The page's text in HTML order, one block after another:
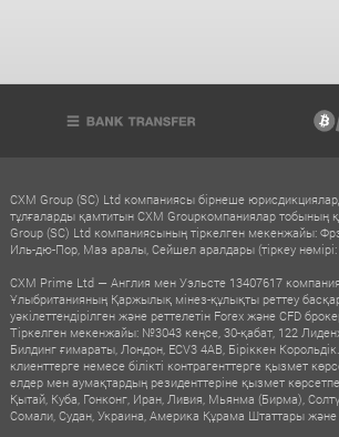
CXM Group (SC) Ltd компаниясы бірнеше
тұлғаларды қамтитын CXM Groupкомпаниялар тобының
Group (SC) Ltd компаниясының тіркелген мекенжайы:
Иль-дю-Пор, Маэ аралы, Сейшел аралдары (тіркеу нөмірі:
CXM Prime Ltd — Англия мен Уэльсте 13407617 компания
Ұлыбританияның Қаржылық мінез-құлықты реттеу
уәкілеттендірілген және реттелетін Forex және CFD
Тіркелген мекенжайы: №3043 кеңсе, 30-қабат, 122
Билдинг ғимараты, Лондон, ECV3 4AB, Біріккен
клиенттерге немесе білікті контрагенттерге қызмет
елдер мен аумақтардың резиденттеріне қызмет
Қытай, Куба, Гонконг, Иран, Ливия, Мьянма (Бирма),
Сомали, Судан, Украина, Америка Құрама Штаттары